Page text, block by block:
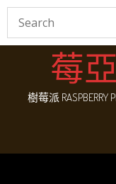
Skip
莓
樹莓派